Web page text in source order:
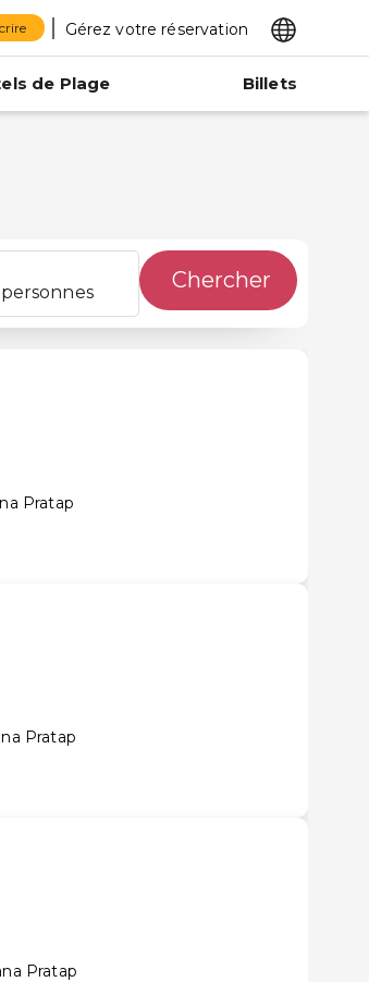
Gérez votre réservation
de Plage Billets
Chercher
Pratap
Pratap
Pratap